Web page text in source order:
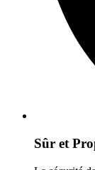
Sûr et